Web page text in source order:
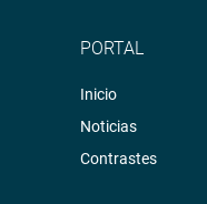
PORTAL
Inicio
Noticias
Contrastes